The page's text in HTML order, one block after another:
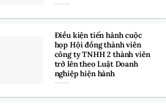
Điều kiện tiến hành cuộc
họp Hội đồng thành viên
công ty TNHH 2 thành viên
trở lên theo Luật Doanh
nghiệp hiện hành